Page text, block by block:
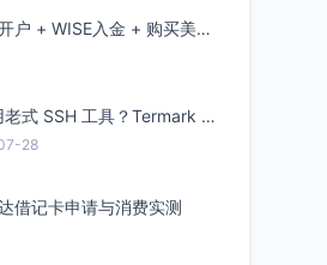
美国第一证券开户 + WISE入金 + 购买美股全流程分享
还在用老式 SSH 工具？Termark 新一代跨平台智能SSH客户端了解一下
28
借记卡申请与消费实测